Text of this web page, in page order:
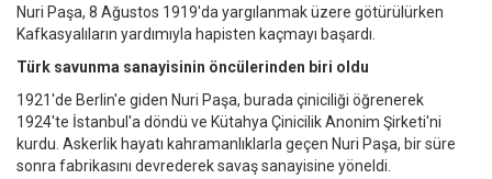
Nuri Paşa, 8 Ağustos 1919'da yargılanmak üzere götürülürken
Kafkasyalıların yardımıyla hapisten kaçmayı başardı.
Türk savunma sanayisinin öncülerinden biri oldu
1921'de Berlin'e giden Nuri Paşa, burada çiniciliği öğrenerek
1924'te İstanbul'a döndü ve Kütahya Çinicilik Anonim Şirketi'ni
kurdu. Askerlik hayatı kahramanlıklarla geçen Nuri Paşa, bir süre
sonra fabrikasını devrederek savaş sanayisine yöneldi.